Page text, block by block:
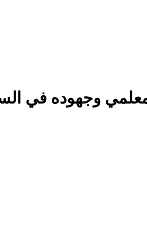
وجهوده في